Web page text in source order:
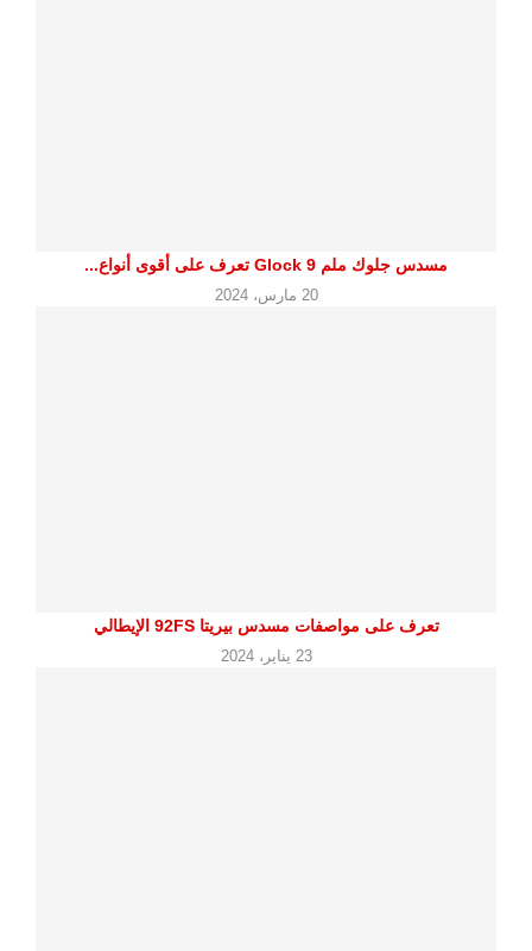
مسدس جلوك ملم 9 Glock تعرف على أقوى أنواع...
20 مارس، 2024
تعرف على مواصفات مسدس بيريتا 92FS الإيطالي
23 يناير، 2024